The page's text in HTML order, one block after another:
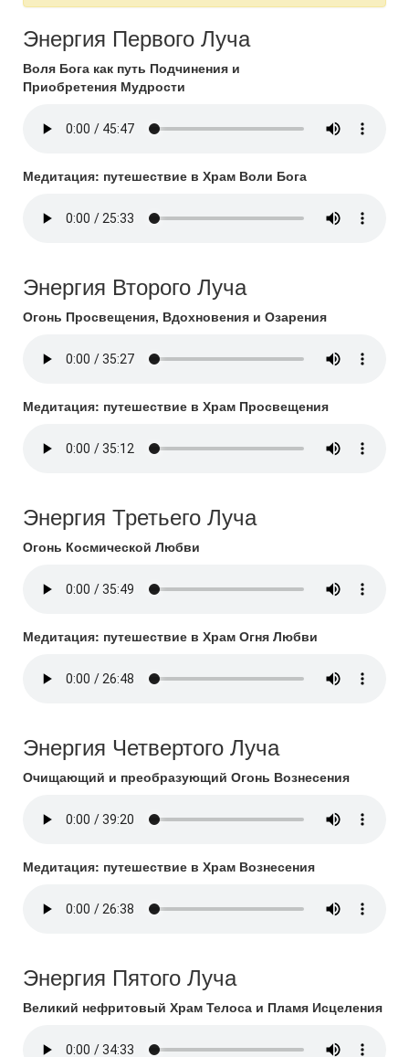
Энергия Первого Луча
Воля Бога как путь Подчинения и
Приобретения Мудрости
Медитация: путешествие в Храм Воли Бога
Энергия Второго Луча
Огонь Просвещения, Вдохновения и Озарения
Медитация: путешествие в Храм Просвещения
Энергия Третьего Луча
Огонь Космической Любви
Медитация: путешествие в Храм Огня Любви
Энергия Четвертого Луча
Очищающий и преобразующий Огонь Вознесения
Медитация: путешествие в Храм Вознесения
Энергия Пятого Луча
Великий нефритовый Храм Телоса и Пламя Исцеления